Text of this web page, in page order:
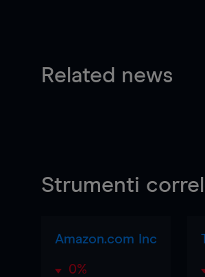
Related news
Strumenti
Amazon.com Inc
0%